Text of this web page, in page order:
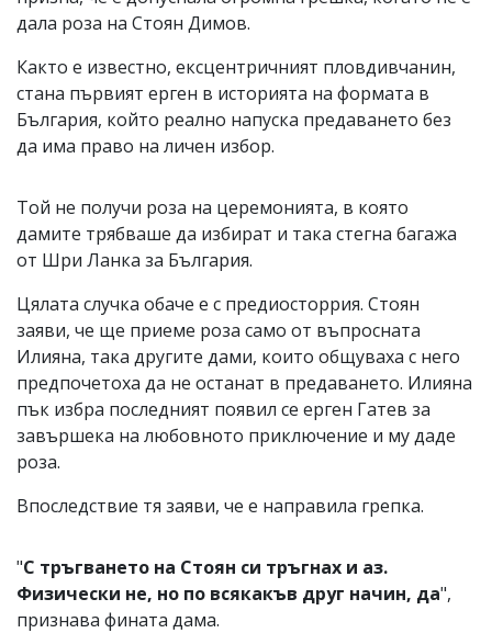
откриете
обиден
вас
коментар,
моля
сигнализирайте
ни!
дала роза на Стоян Димов.
Както е известно, ексцентричният пловдивчанин,
стана първият ерген в историята на формата в
България, който реално напуска предаването без
да има право на личен избор.
Той не получи роза на церемонията, в която
дамите трябваше да избират и така стегна багажа
от Шри Ланка за България.
Цялата случка обаче е с предиосторрия. Стоян
заяви, че ще приеме роза само от въпросната
Илияна, така другите дами, които общуваха с него
предпочетоха да не останат в предаването. Илияна
пък избра последният появил се ерген Гатев за
завършека на любовното приключение и му даде
роза.
Впоследствие тя заяви, че е направила грепка.
"С тръгването на Стоян си тръгнах и аз.
Физически не, но по всякакъв друг начин, да",
признава фината дама.